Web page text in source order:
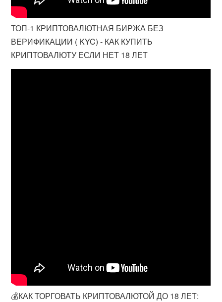
ТОП-1 КРИПТОВАЛЮТНАЯ БИРЖА БЕЗ
ВЕРИФИКАЦИИ ( KYC) - КАК КУПИТЬ
КРИПТОВАЛЮТУ ЕСЛИ НЕТ 18 ЛЕТ
💰КАК ТОРГОВАТЬ КРИПТОВАЛЮТОЙ ДО 18 ЛЕТ: